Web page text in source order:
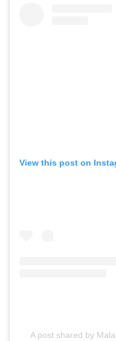
View this post on
A post shared by